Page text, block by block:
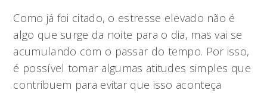
Como já foi citado, o estresse elevado não é
algo que surge da noite para o dia, mas vai se
acumulando com o passar do tempo. Por isso,
é possível tomar algumas atitudes simples que
contribuem para evitar que isso aconteça